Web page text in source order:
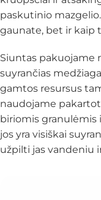
paskutinio
gaunate, bet ir kaip
Siuntas pakuojame
suyrančias
gamtos resursus
naudojame
biriomis granulėmis
jos yra visiškai
užpilti jas vandeniu